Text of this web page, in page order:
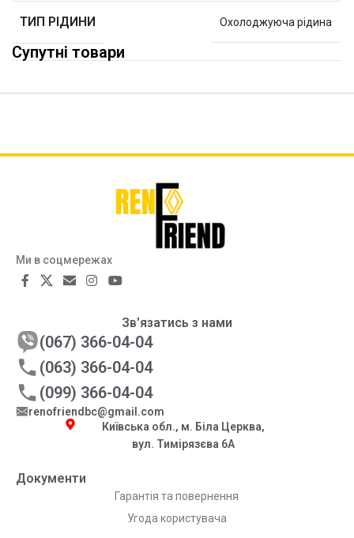
ТИП РІДИНИ Охолоджуюча рідина
Супутні товари
Ми в соцмережах
Документи
Гарантія та повернення
Угода користувача
Зв'язатись з нами
(067) 366-04-04
(063) 366-04-04
(099) 366-04-04
renofriendbc@gmail.com
Київська обл., м. Біла Церква,
вул. Тимірязєва 6А